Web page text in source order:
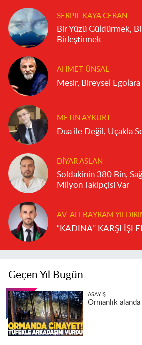
SERPIL KAYA CERAN
Bir Yüzü Güldürmek,
Birleştirmek
AHMET ÜNSAL
Mesir, Bireysel
METIN AYKURT
Dua ile Değil, Uçakla
DIYAR ASLAN
Soldakinin 380 Bin,
Milyon Takipçisi Var
AV. ALI BAYRAM
“KADINA” KARŞI
Geçen Yıl Bugün
ASAYIŞ
Ormanlık